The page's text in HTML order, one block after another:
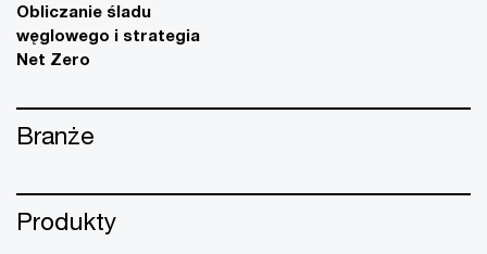
Obliczanie śladu
węglowego i strategia
Net Zero
Branże
Produkty